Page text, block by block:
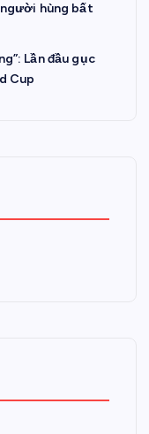
hùng bất
Lần đầu gục
Cup